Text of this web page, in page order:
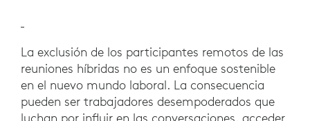
La exclusión de los participantes remotos de las
reuniones híbridas no es un enfoque sostenible
en el nuevo mundo laboral. La consecuencia
pueden ser trabajadores desempoderados que